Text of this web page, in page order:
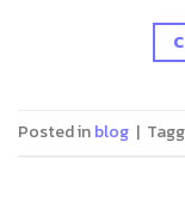
Posted inblog |